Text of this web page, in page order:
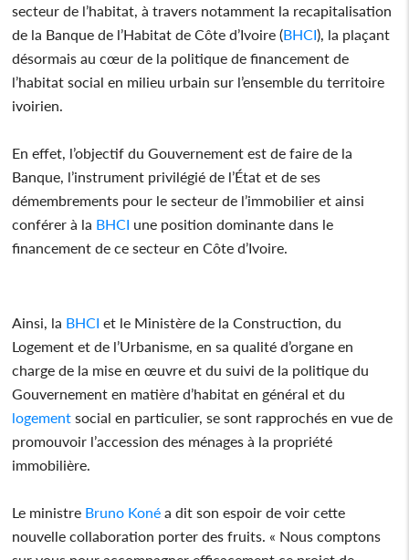
secteur de l’habitat, à travers notamment la recapitalisation
de la Banque de l’Habitat de Côte d’Ivoire (BHCI), la plaçant
désormais au cœur de la politique de financement de
l’habitat social en milieu urbain sur l’ensemble du territoire
ivoirien.
En effet, l’objectif du Gouvernement est de faire de la
Banque, l’instrument privilégié de l’État et de ses
démembrements pour le secteur de l’immobilier et ainsi
conférer à la BHCI une position dominante dans le
financement de ce secteur en Côte d’Ivoire.
Ainsi, la BHCI et le Ministère de la Construction, du
Logement et de l’Urbanisme, en sa qualité d’organe en
charge de la mise en œuvre et du suivi de la politique du
Gouvernement en matière d’habitat en général et du
logement social en particulier, se sont rapprochés en vue de
promouvoir l’accession des ménages à la propriété
immobilière.
Le ministre Bruno Koné a dit son espoir de voir cette
nouvelle collaboration porter des fruits. « Nous comptons